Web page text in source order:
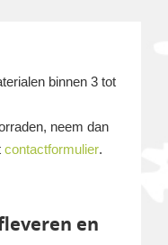
binnen 3 tot
neem dan
contactformulier.
en